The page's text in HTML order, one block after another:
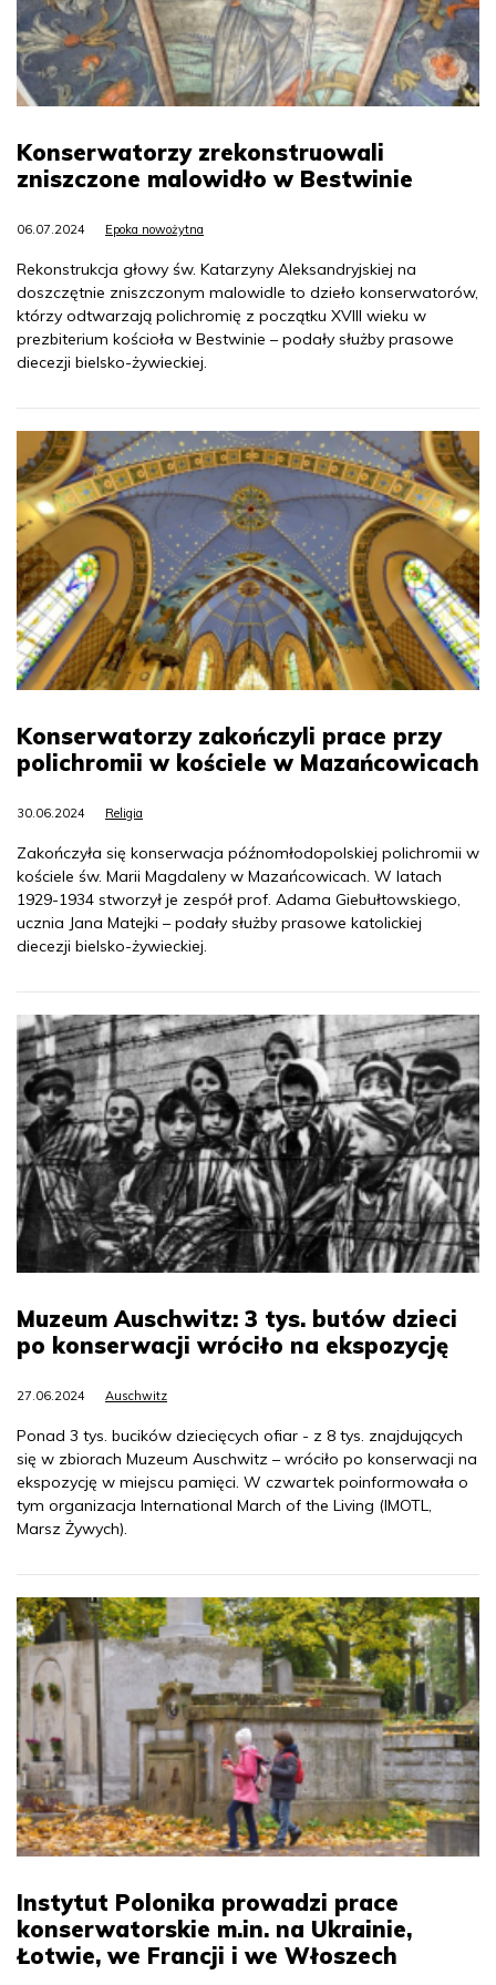
Konserwatorzy zrekonstruowali
zniszczone malowidło w Bestwinie
06.07.2024 Epoka nowożytna
Rekonstrukcja głowy św. Katarzyny Aleksandryjskiej na
doszczętnie zniszczonym malowidle to dzieło konserwatorów,
którzy odtwarzają polichromię z początku XVIII wieku w
prezbiterium kościoła w Bestwinie – podały służby prasowe
diecezji bielsko-żywieckiej.
Konserwatorzy zakończyli prace przy
polichromii w kościele w Mazańcowicach
30.06.2024 Religia
Zakończyła się konserwacja późnomłodopolskiej polichromii w
kościele św. Marii Magdaleny w Mazańcowicach. W latach
1929-1934 stworzył je zespół prof. Adama Giebułtowskiego,
ucznia Jana Matejki – podały służby prasowe katolickiej
diecezji bielsko-żywieckiej.
Muzeum Auschwitz: 3 tys. butów dzieci
po konserwacji wróciło na ekspozycję
27.06.2024 Auschwitz
Ponad 3 tys. bucików dziecięcych ofiar - z 8 tys. znajdujących
się w zbiorach Muzeum Auschwitz – wróciło po konserwacji na
ekspozycję w miejscu pamięci. W czwartek poinformowała o
tym organizacja International March of the Living (IMOTL,
Marsz Żywych).
Instytut Polonika prowadzi prace
konserwatorskie m.in. na Ukrainie,
Łotwie, we Francji i we Włoszech